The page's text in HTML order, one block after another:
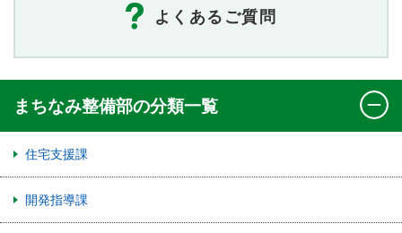
よくあるご質問
まちなみ整備部の分類一覧
住宅支援課
開発指導課